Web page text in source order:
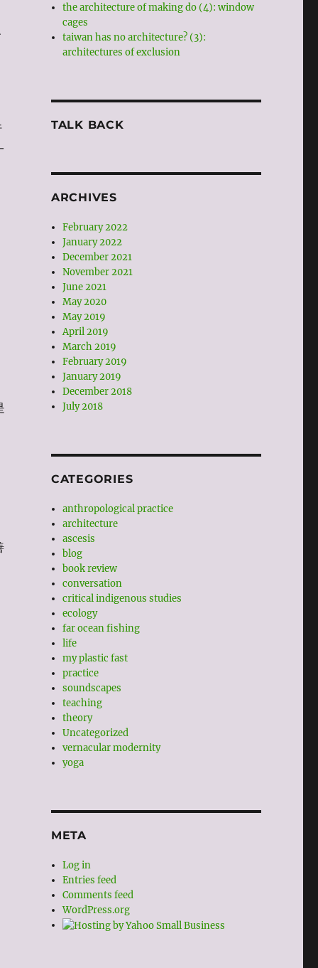
the architecture of making do (4): window
cages
taiwan has no architecture? (3):
architectures of exclusion
TALK BACK
ARCHIVES
February 2022
January 2022
December 2021
November 2021
June 2021
May 2020
May 2019
April 2019
March 2019
February 2019
January 2019
December 2018
July 2018
CATEGORIES
anthropological practice
architecture
ascesis
blog
book review
conversation
critical indigenous studies
ecology
far ocean fishing
life
my plastic fast
practice
soundscapes
teaching
theory
Uncategorized
vernacular modernity
yoga
META
Log in
Entries feed
Comments feed
WordPress.org